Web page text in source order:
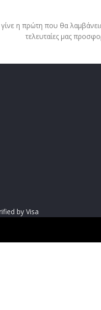
η πρώτη που θα λαμβάνεις
τελευταίες μας